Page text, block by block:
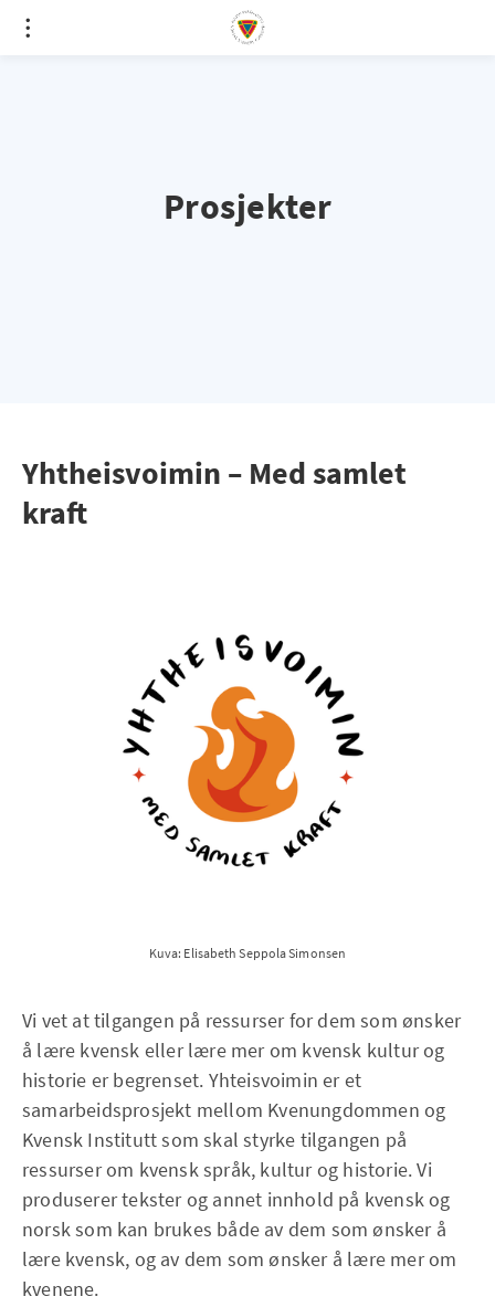
Prosjekter
Yhtheisvoimin – Med samlet
kraft
Kuva: Elisabeth Seppola Simonsen
Vi vet at tilgangen på ressurser for dem som ønsker
å lære kvensk eller lære mer om kvensk kultur og
historie er begrenset. Yhteisvoimin er et
samarbeidsprosjekt mellom Kvenungdommen og
Kvensk Institutt som skal styrke tilgangen på
ressurser om kvensk språk, kultur og historie. Vi
produserer tekster og annet innhold på kvensk og
norsk som kan brukes både av dem som ønsker å
lære kvensk, og av dem som ønsker å lære mer om
kvenene.